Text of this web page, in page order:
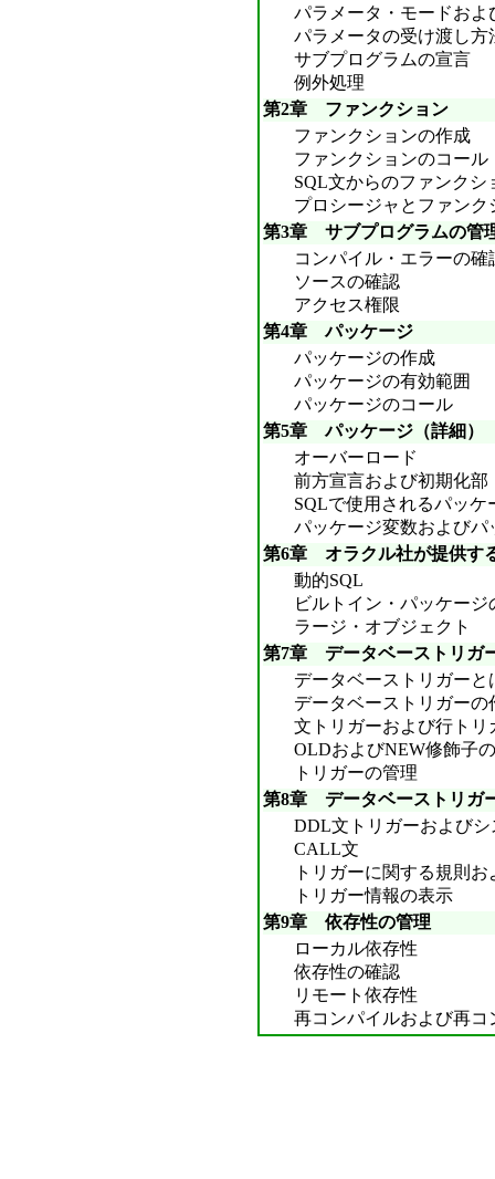
パラメータ・モードお
パラメータの受け渡し
サブプログラムの宣言
例外処理
第2章 ファンクション
ファンクションの作成
ファンクションのコール
SQL文からのファンクシ
プロシージャとファンク
第3章 サブプログラムの管
コンパイル・エラーの確
ソースの確認
アクセス権限
第4章 パッケージ
パッケージの作成
パッケージの有効範囲
パッケージのコール
第5章 パッケージ（詳細）
オーバーロード
前方宣言および初期化部
SQLで使用されるパッ
パッケージ変数およびパ
第6章 オラクル社が提供す
動的SQL
ビルトイン・パッケー
ラージ・オブジェクト
第7章 データベーストリガ
データベーストリガーと
データベーストリガーの
文トリガーおよび行トリ
OLDおよびNEW修飾子
トリガーの管理
第8章 データベーストリガ
DDL文トリガーおよび
CALL文
トリガーに関する規則
トリガー情報の表示
第9章 依存性の管理
ローカル依存性
依存性の確認
リモート依存性
再コンパイルおよび再コ